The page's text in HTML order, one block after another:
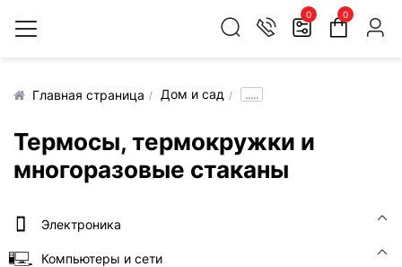
0 0
Главная страница Дом и сад .....
Термосы, термокружки и
многоразовые стаканы
Электроника
Компьютеры и сети